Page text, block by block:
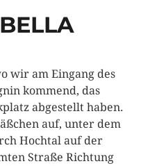
wir am Eingang des
kommend, das
abgestellt haben.
auf, unter dem
Hochtal auf der
Straße Richtung